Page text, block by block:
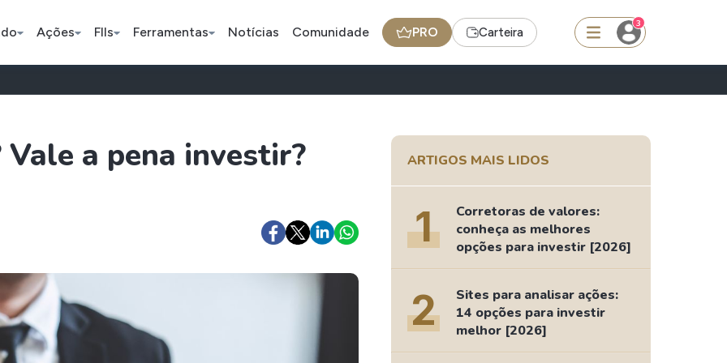
Ações FIIs Ferramentas Notícias Comunidade PRO Carteira
3
BDR
SpaceX
BOVA11
IVVB11
SMAL11
Amazon
Criptomoedas Ideias
Agenda de Dividendos
Radar do Dividendo Inteligente
Carteiras Recomendadas
Vale a pena investir? ARTIGOS MAIS LIDOS
1
Corretoras de valores:
conheça as melhores
opções para investir [2026]
2
Sites para analisar ações:
14 opções para investir
melhor [2026]